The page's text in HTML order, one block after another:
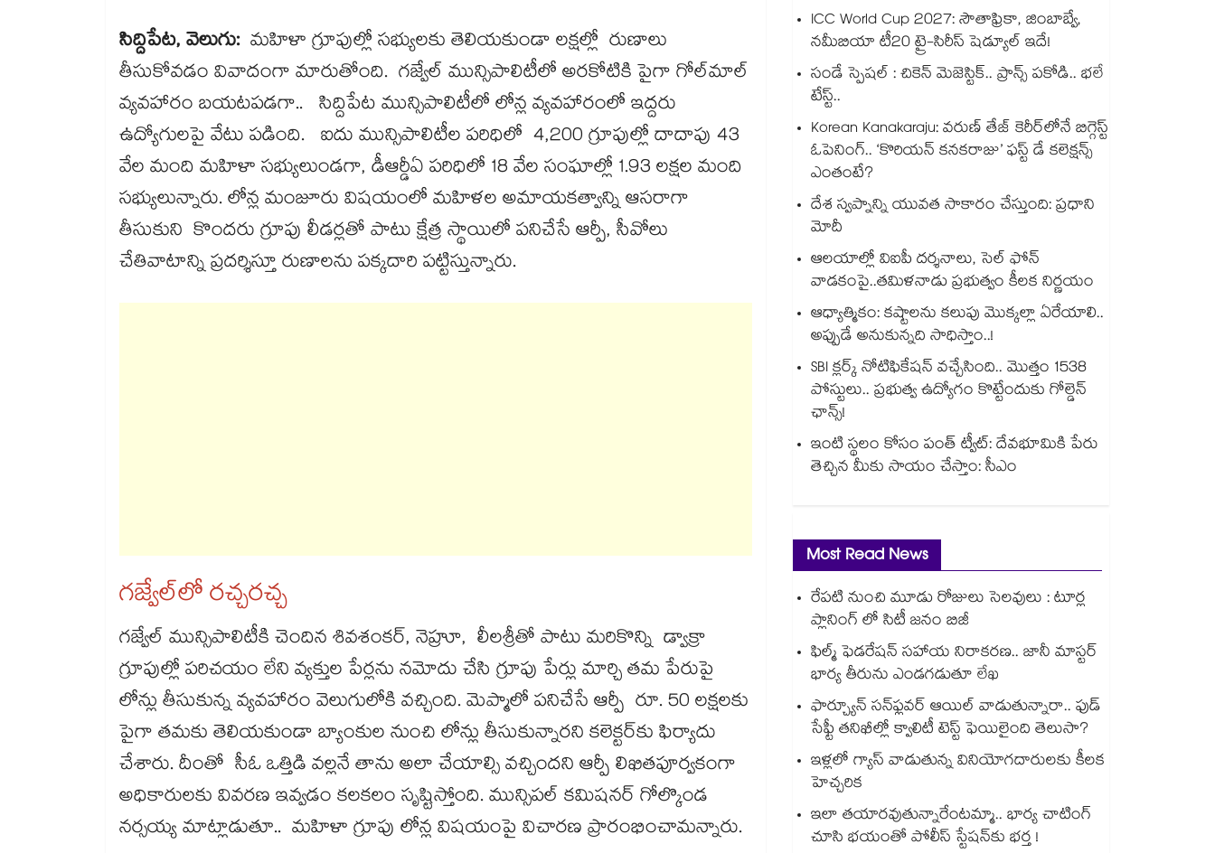
సిద్దిపేట, వెలుగు: మహిళా గ్రూపుల్లో సభ్యులకు తెలియకుండా లక్షల్లో రుణాలు
తీసుకోవడం వివాదంగా మారుతోంది. గజ్వేల్ మున్సిపాలిటీలో అరకోటికి పైగా గోల్‌‌‌‌మాల్
వ్యవహారం బయటపడగా.. సిద్దిపేట మున్సిపాలిటీలో లోన్ల వ్యవహారంలో ఇద్దరు
ఉద్యోగులపై వేటు పడింది. ఐదు మున్సిపాలిటీల పరిధిలో 4,200 గ్రూపుల్లో దాదాపు 43
వేల మంది మహిళా సభ్యులుండగా, డీఆర్డీఏ పరిధిలో 18 వేల సంఘాల్లో 1.93 లక్షల మంది
సభ్యులున్నారు. లోన్ల మంజూరు విషయంలో మహిళల అమాయకత్వాన్ని ఆసరాగా
తీసుకుని కొందరు గ్రూపు లీడర్లతో పాటు క్షేత్ర స్థాయిలో పనిచేసే ఆర్పీ, సీవోలు
చేతివాటాన్ని ప్రదర్శిస్తూ రుణాలను పక్కదారి పట్టిస్తున్నారు.
గజ్వేల్‌‌‌‌లో రచ్చరచ్చ
గజ్వేల్ మున్సిపాలిటీకి చెందిన శివశంకర్, నెహ్రూ, లీలశ్రీతో పాటు మరికొన్ని డ్వాక్రా
గ్రూపుల్లో పరిచయం లేని వ్యక్తుల పేర్లను నమోదు చేసి గ్రూపు పేర్లు మార్చి తమ పేరుపై
లోన్లు తీసుకున్న వ్యవహారం వెలుగులోకి వచ్చింది. మెప్మాలో పనిచేసే ఆర్పీ రూ. 50 లక్షలకు
పైగా తమకు తెలియకుండా బ్యాంకుల నుంచి లోన్లు తీసుకున్నారని కలెక్టర్‌‌‌‌‌‌‌‌కు ఫిర్యాదు
చేశారు. దీంతో సీఓ ఒత్తిడి వల్లనే తాను అలా చేయాల్సి వచ్చిందని ఆర్పీ లిఖితపూర్వకంగా
అధికారులకు వివరణ ఇవ్వడం కలకలం సృష్టిస్తోంది. మున్సిపల్ కమిషనర్ గోల్కొండ
నర్సయ్య మాట్లాడుతూ.. మహిళా గ్రూపు లోన్ల విషయంపై విచారణ ప్రారంభించామన్నారు.
ICC World Cup 2027: సౌతాఫ్రికా, జింబాబ్వే,
నమీబియా టీ20 ట్రై-సిరీస్ షెడ్యూల్ ఇదే!
సండే స్పెషల్ : చికెన్ మెజెస్టిక్.. ప్రాన్స్ పకోడి.. భలే
టేస్ట్..
Korean Kanakaraju: వరుణ్ తేజ్ కెరీర్‌లోనే బిగ్గెస్ట్
ఓపెనింగ్‌.. ‘కొరియన్ కనకరాజు’ ఫస్ట్ డే కలెక్షన్స్
ఎంతంటే?
దేశ స్వప్నాన్ని యువత సాకారం చేస్తుంది: ప్రధాని
మోదీ
ఆలయాల్లో విఐపీ దర్శనాలు, సెల్ ఫోన్
వాడకంపై..తమిళనాడు ప్రభుత్వం కీలక నిర్ణయం
ఆధ్యాత్మికం: కష్టాలను కలుపు మొక్కల్లా ఏరేయాలి..
అప్పుడే అనుకున్నది సాధిస్తాం..!
SBI క్లర్క్ నోటిఫికేషన్ వచ్చేసింది.. మొత్తం 1538
పోస్టులు.. ప్రభుత్వ ఉద్యోగం కొట్టేందుకు గోల్డెన్
ఛాన్స్!
ఇంటి స్థలం కోసం పంత్ ట్వీట్: దేవభూమికి పేరు
తెచ్చిన మీకు సాయం చేస్తాం: సీఎం
Most Read News
రేపటి నుంచి మూడు రోజులు సెలవులు : టూర్ల
ప్లానింగ్ లో సిటీ జనం బిజీ
ఫిల్మ్ ఫెడరేషన్ సహాయ నిరాకరణ.. జానీ మాస్టర్
భార్య తీరును ఎండగడుతూ లేఖ
ఫార్చ్యూన్ సన్‌ఫ్లవర్ ఆయిల్ వాడుతున్నారా.. ఫుడ్
సేఫ్టీ తనిఖీల్లో క్వాలిటీ టెస్ట్ ఫెయిలైంది తెలుసా?
ఇళ్లలో గ్యాస్ వాడుతున్న వినియోగదారులకు కీలక
హెచ్చరిక
ఇలా తయారవుతున్నారేంటమ్మా.. భార్య చాటింగ్
చూసి భయంతో పోలీస్ స్టేషన్⁫కు భర్త !